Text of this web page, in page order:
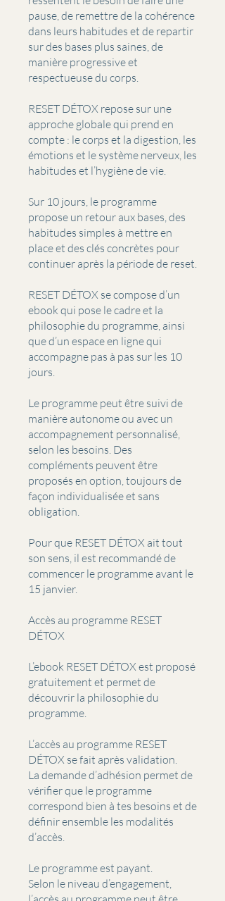
pause, de remettre de la cohérence
dans leurs habitudes et de repartir
sur des bases plus saines, de
manière progressive et
respectueuse du corps.
RESET DÉTOX repose sur une
approche globale qui prend en
compte : le corps et la digestion, les
émotions et le système nerveux, les
habitudes et l’hygiène de vie.
Sur 10 jours, le programme
propose un retour aux bases, des
habitudes simples à mettre en
place et des clés concrètes pour
continuer après la période de reset.
RESET DÉTOX se compose d’un
ebook qui pose le cadre et la
philosophie du programme, ainsi
que d’un espace en ligne qui
accompagne pas à pas sur les 10
jours.
Le programme peut être suivi de
manière autonome ou avec un
accompagnement personnalisé,
selon les besoins. Des
compléments peuvent être
proposés en option, toujours de
façon individualisée et sans
obligation.
Pour que RESET DÉTOX ait tout
son sens, il est recommandé de
commencer le programme avant le
15 janvier.
Accès au programme RESET
DÉTOX
L’ebook RESET DÉTOX est proposé
gratuitement et permet de
découvrir la philosophie du
programme.
L’accès au programme RESET
DÉTOX se fait après validation.
La demande d’adhésion permet de
vérifier que le programme
correspond bien à tes besoins et de
définir ensemble les modalités
d’accès.
Le programme est payant.
Selon le niveau d’engagement,